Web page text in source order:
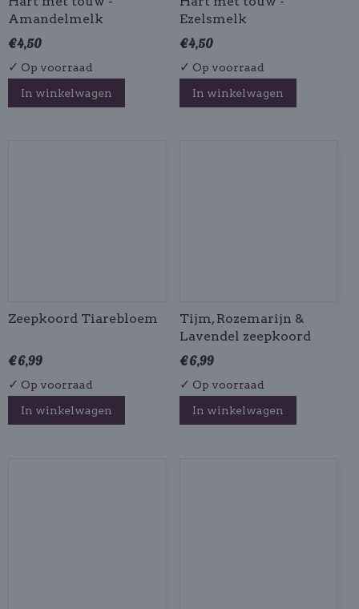
Amandelmelk
€ 4,50
✓ Op voorraad
In winkelwagen
Ezelsmelk
€ 4,50
✓ Op voorraad
In winkelwagen
Zeepkoord Tiarebloem
€ 6,99
✓ Op voorraad
In winkelwagen
Tijm, Rozemarijn &
Lavendel zeepkoord
€ 6,99
✓ Op voorraad
In winkelwagen